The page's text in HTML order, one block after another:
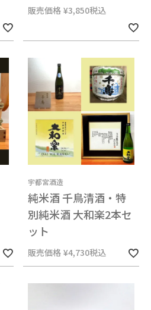
販売価格 ¥3,850税込
宇都宮酒造
純米酒 千鳥清酒・特
別純米酒 大和楽2本セ
ット
販売価格 ¥4,730税込